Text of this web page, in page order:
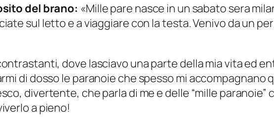
del brano: «Mille pare nasce in un sabato sera
sul letto e a viaggiare con la testa. Venivo da un
dove lasciavo una parte della mia vita ed
di dosso le paranoie che spesso mi
divertente, che parla di me e delle “mille
a pieno!